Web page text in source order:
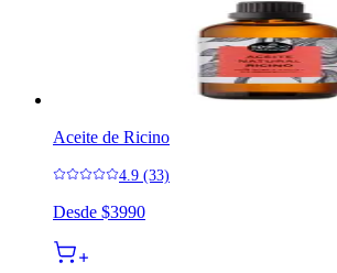
Aceite de Ricino
4.9 (33)
Desde $3990